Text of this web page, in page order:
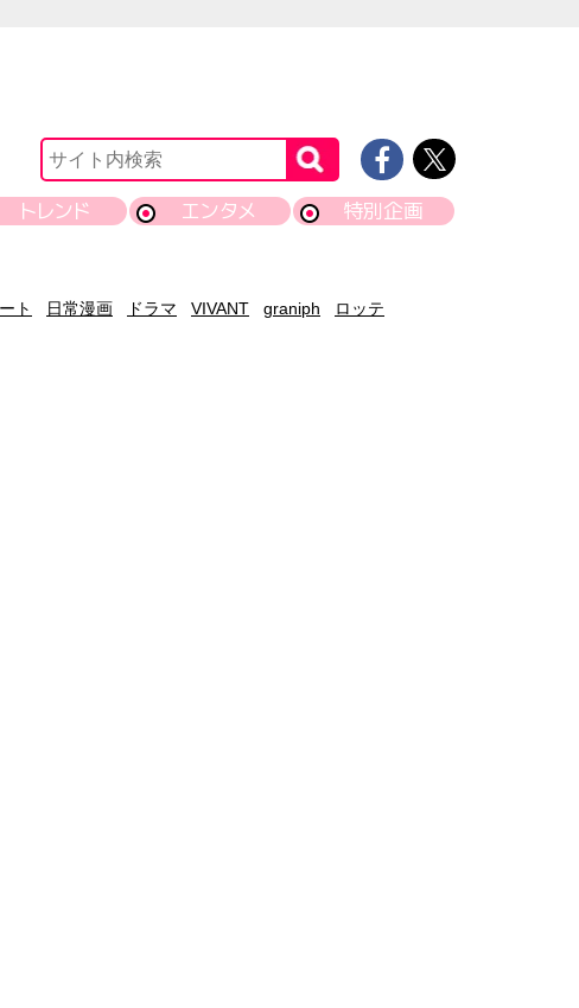
トレンド エンタメ 特別企画
ト 日常漫画 ドラマ VIVANT graniph
ロッテ